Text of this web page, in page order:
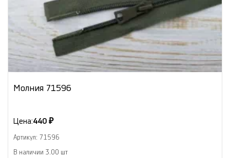
Молния 71596
Цена:440 ₽
Артикул: 71596
В наличии 3.00 шт